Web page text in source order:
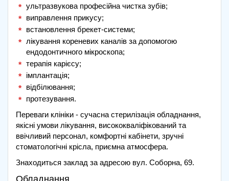
ультразвукова професійна чистка зубів;
виправлення прикусу;
встановлення брекет-системи;
лікування кореневих каналів за допомогою
ендодонтичного мікроскопа;
терапія карієсу;
імплантація;
відбілювання;
протезування.
Переваги клініки - сучасна стерилізація обладнання,
якісні умови лікування, висококваліфікований та
ввічливий персонал, комфортні кабінети, зручні
стоматологічні крісла, приємна атмосфера.
Знаходиться заклад за адресою вул. Соборна, 69.
Обладнання